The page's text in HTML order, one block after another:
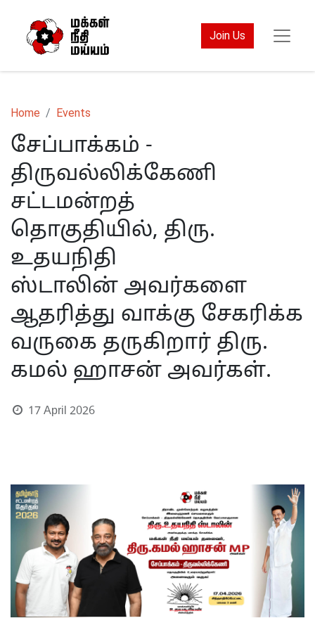
Join Us
Home Events
சேப்பாக்கம் -
திருவல்லிக்கேணி
சட்டமன்றத்
தொகுதியில், திரு.
உதயநிதி
ஸ்டாலின் அவர்களை
ஆதரித்து வாக்கு சேகரிக்க
வருகை தருகிறார் திரு.
கமல் ஹாசன் அவர்கள்.
17 April 2026